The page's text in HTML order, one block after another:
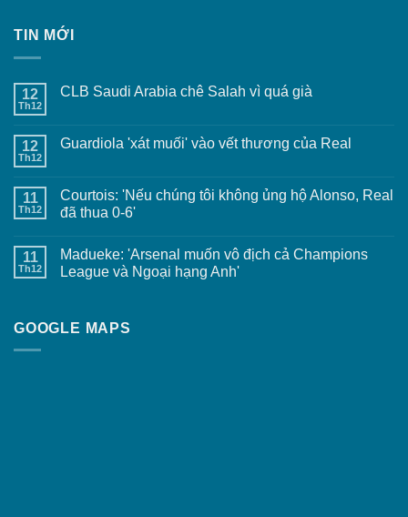
TIN MỚI
12
Th12
CLB Saudi Arabia chê Salah vì quá già
12
Th12
Guardiola 'xát muối' vào vết thương của Real
11
Th12
Courtois: 'Nếu chúng tôi không ủng hộ Alonso, Real
đã thua 0-6'
11
Th12
Madueke: 'Arsenal muốn vô địch cả Champions
League và Ngoại hạng Anh'
GOOGLE MAPS